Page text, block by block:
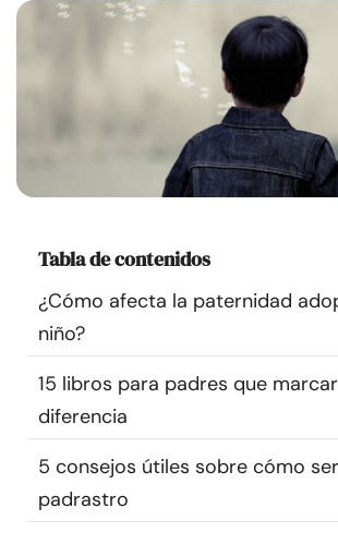
Comunidad
Encuentra un terapeuta
Idioma
Sobre nosotros
Tabla de contenidos
¿Cómo afecta la paternidad
niño?
15 libros para padres que
diferencia
5 consejos útiles sobre cómo
padrastro